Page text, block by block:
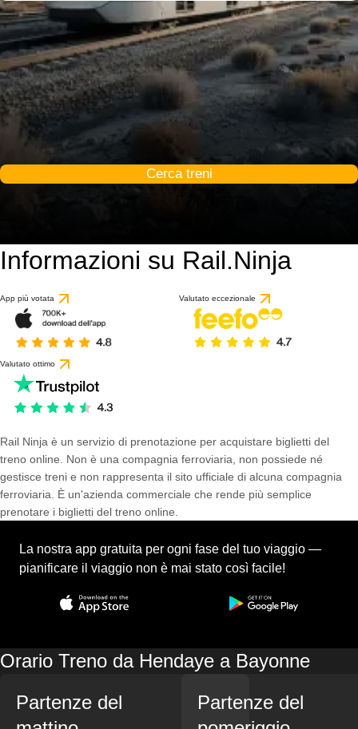
Cerca treni
Informazioni su Rail.Ninja
App più votata Valutato eccezionale
Valutato ottimo
Rail Ninja è un servizio di prenotazione per acquistare biglietti del
treno online. Non è una compagnia ferroviaria, non possiede né
gestisce treni e non rappresenta il sito ufficiale di alcuna compagnia
ferroviaria. È un'azienda commerciale che rende più semplice
prenotare i biglietti del treno online.
La nostra app gratuita per ogni fase del tuo viaggio —
pianificare il viaggio non è mai stato così facile!
Orario Treno da Hendaye a Bayonne
Partenze del
Partenze del